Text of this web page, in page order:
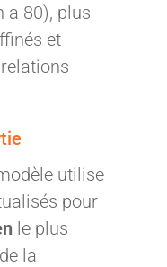
a 80), plus
et
utilise
pour
le plus
la